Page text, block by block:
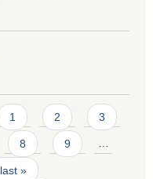
1 2 3
8 9 …
last »